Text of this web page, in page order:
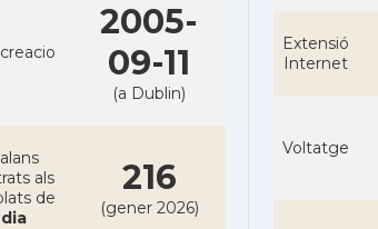
2005-
09-11
(a Dublin)
als
de
216
(gener 2026)
Extensió
Internet
Voltatge